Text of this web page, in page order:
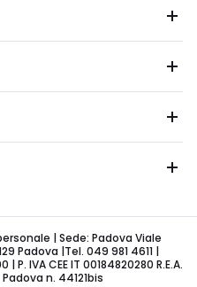
| Sede: Padova Viale
Padova |Tel. 049 981 4611 |
IVA CEE IT 00184820280 R.E.A.
n. 44121bis